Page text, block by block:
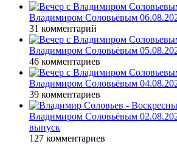
Владимиром Соловьёвым
31 комментарий
Владимиром Соловьёвым
46 комментариев
Владимиром Соловьёвым
39 комментариев
Владимиром Соловьёвым
выпуск
127 комментариев